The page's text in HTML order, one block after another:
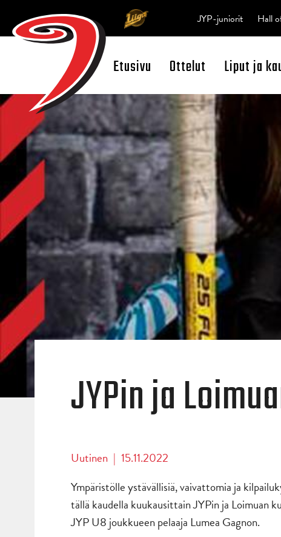
Open Search
Etusivu Ottelut Liput ja
JYP-juniorit Hall
JYPin ja
Uutinen | 15.11.2022
Ympäristölle ystävällisiä, vaivattomia ja
tällä kaudella kuukausittain JYPin ja Loimuan
JYP U8 joukkueen pelaaja Lumea Gagnon.